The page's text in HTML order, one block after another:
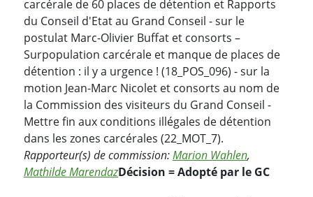
carcérale de 60 places de détention et Rapports
du Conseil d'Etat au Grand Conseil - sur le
postulat Marc-Olivier Buffat et consorts –
Surpopulation carcérale et manque de places de
détention : il y a urgence ! (18_POS_096) - sur la
motion Jean-Marc Nicolet et consorts au nom de
la Commission des visiteurs du Grand Conseil -
Mettre fin aux conditions illégales de détention
dans les zones carcérales (22_MOT_7).
Rapporteur(s) de commission:Marion Wahlen,
Mathilde MarendazDécision = Adopté par le GC